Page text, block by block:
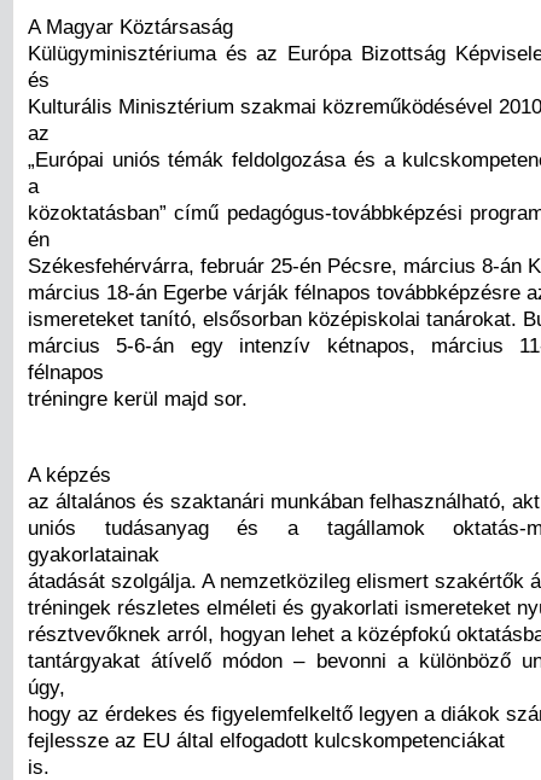
A Magyar Köztársaság
Külügyminisztériuma és az Európa Bizottság
és
Kulturális Minisztérium szakmai közreműködésével
az
„Európai uniós témák feldolgozása és a
a
közoktatásban” című pedagógus-továbbképzési
én
Székesfehérvárra, február 25-én Pécsre, március 8-án
március 18-án Egerbe várják félnapos továbbképzésre
ismereteket tanító, elsősorban középiskolai tanárokat.
március 5-6-án egy intenzív kétnapos, március
félnapos
tréningre kerül majd sor.
A képzés
az általános és szaktanári munkában felhasználható,
uniós tudásanyag és a tagállamok oktatás-
gyakorlatainak
átadását szolgálja. A nemzetközileg elismert szakértők
tréningek részletes elméleti és gyakorlati ismereteket
résztvevőknek arról, hogyan lehet a középfokú
tantárgyakat átívelő módon – bevonni a különböző
úgy,
hogy az érdekes és figyelemfelkeltő legyen a diákok
fejlessze az EU által elfogadott kulcskompetenciákat
is.